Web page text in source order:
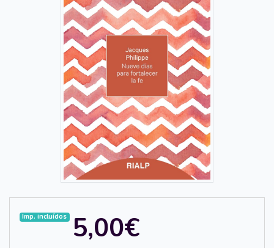
Imp. incluídos 5,00€